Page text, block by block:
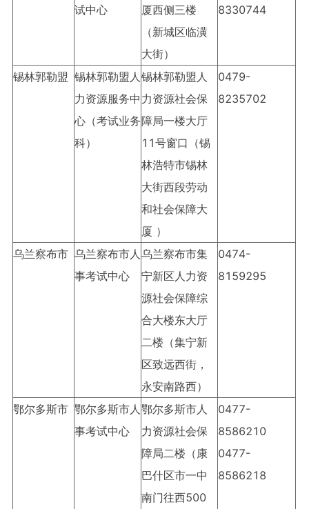
试中心
厦西侧三楼
（新城区临潢
大街）
8330744
锡林郭勒盟 锡林郭勒盟人
力资源服务中
心（考试业务
科）
锡林郭勒盟人
力资源社会保
障局一楼大厅
11号窗口（锡
林浩特市锡林
大街西段劳动
和社会保障大
厦 ）
0479-
8235702
乌兰察布市 乌兰察布市人
事考试中心
乌兰察布市集
宁新区人力资
源社会保障综
合大楼东大厅
二楼（集宁新
区致远西街，
永安南路西）
0474-
8159295
鄂尔多斯市 鄂尔多斯市人
事考试中心
鄂尔多斯市人
力资源社会保
障局二楼（康
巴什区市一中
南门往西500
0477-
8586210
0477-
8586218